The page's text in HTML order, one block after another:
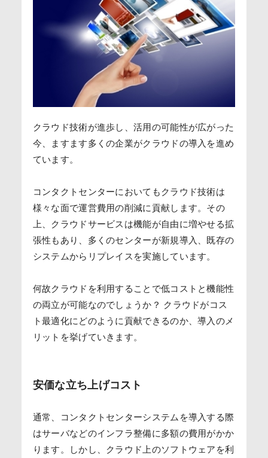
クラウド技術が進歩し、活用の可能性が広がった
今、ますます多くの企業がクラウドの導入を進め
ています。
コンタクトセンターにおいてもクラウド技術は
様々な面で運営費用の削減に貢献します。その
上、クラウドサービスは機能が自由に増やせる拡
張性もあり、多くのセンターが新規導入、既存の
システムからリプレイスを実施しています。
何故クラウドを利用することで低コストと機能性
の両立が可能なのでしょうか？ クラウドがコス
ト最適化にどのように貢献できるのか、導入のメ
リットを挙げていきます。
安価な立ち上げコスト
通常、コンタクトセンターシステムを導入する際
はサーバなどのインフラ整備に多額の費用がかか
ります。しかし、クラウド上のソフトウェアを利